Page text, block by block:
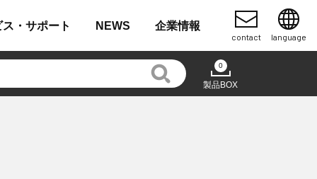
・ サポート NEWS 企業情報
contact language
0
製品BOX